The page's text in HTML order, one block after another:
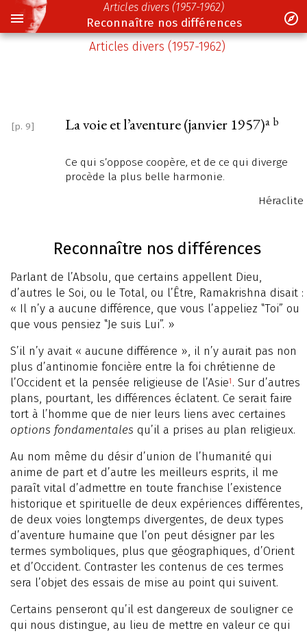
Articles divers (1957-1962)
Reconnaître nos différences
Articles divers (1957-1962)
[p. 9] La voie et l’aventure (janvier 1957)a b
Ce qui s’oppose coopère, et de ce qui diverge
procède la plus belle harmonie.
Héraclite
Reconnaître nos différences
Parlant de l’Absolu, que certains appellent Dieu,
d’autres le Soi, ou le Total, ou l’Être, Ramakrishna disait :
« Il n’y a aucune différence, que vous l’appeliez ‟Toi” ou
que vous pensiez ‟Je suis Lui”. »
S’il n’y avait « aucune différence », il n’y aurait pas non
plus d’antinomie foncière entre la foi chrétienne de
l’Occident et la pensée religieuse de l’Asie1 . Sur d’autres
plans, pourtant, les différences éclatent. Ce serait faire
tort à l’homme que de nier leurs liens avec certaines
options fondamentales qu’il a prises au plan religieux.
Au nom même du désir d’union de l’humanité qui
anime de part et d’autre les meilleurs esprits, il me
paraît vital d’admettre en toute franchise l’existence
historique et spirituelle de deux expériences différentes,
de deux voies longtemps divergentes, de deux types
d’aventure humaine que l’on peut désigner par les
termes symboliques, plus que géographiques, d’Orient
et d’Occident. Contraster les contenus de ces termes
sera l’objet des essais de mise au point qui suivent.
Certains penseront qu’il est dangereux de souligner ce
qui nous distingue, au lieu de mettre en valeur ce qui